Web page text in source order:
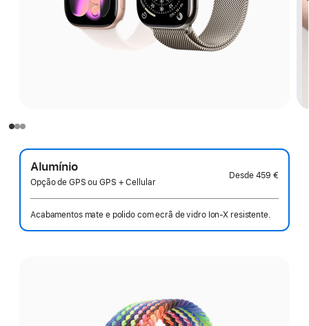
Alumínio
Opção de GPS ou GPS + Cellular
Desde 459 €
Acabamentos mate e polido com ecrã de vidro Ion‑X resistente.